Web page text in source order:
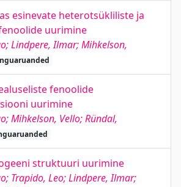
esinevate heterotsükliliste ja
uurimine
Lindpere, Ilmar; Mihkelson,
fenoolide
uurimine
Mihkelson, Vello; Ründal,
struktuuri uurimine
Trapido, Leo; Lindpere, Ilmar;